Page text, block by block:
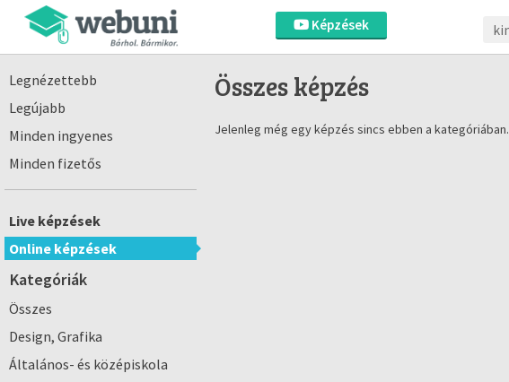
Képzések
Legnézettebb
Legújabb
Minden ingyenes
Minden fizetős
Live képzések
Online képzések
Kategóriák
Összes
Design, Grafika
Általános- és középiskola
Összes képzés
Jelenleg még egy képzés sincs ebben a kategóriában.